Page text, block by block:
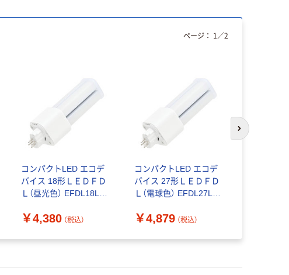
コンパクトLED エコデ
バイス 18形ＬＥＤＦＤ
Ｌ（昼光色） EFDL18LED
￥4,380 （税込）
コンパクトLED エコデ
バイス 27形ＬＥＤＦＤ
Ｌ（電球色） EFDL27LED
￥4,879 （税込）
ページ： 1 ／2
次のスライド